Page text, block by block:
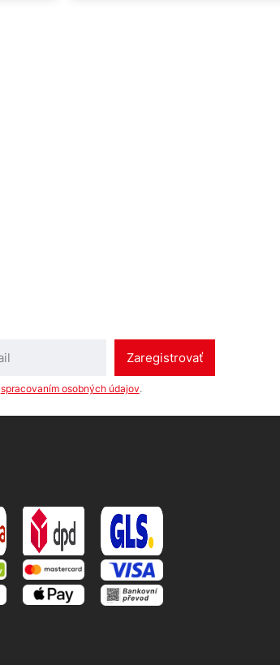
Zaregistrovať
spracovaním osobných údajov.